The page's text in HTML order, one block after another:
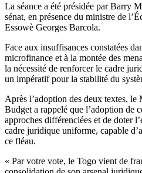
La séance a été présidée par Barry
sénat, en présence du ministre de
Essowè Georges Barcola.
Face aux insuffisances constatées
microfinance et à la montée des
la nécessité de renforcer le cadre
un impératif pour la stabilité du
Après l’adoption des deux textes, le
Budget a rappelé que l’adoption de
approches différenciées et de doter
cadre juridique uniforme, capable
ce fléau.
« Par votre vote, le Togo vient de